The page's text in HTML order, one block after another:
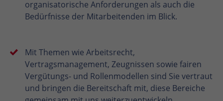
organisatorische Anforderungen als auch die
Bedürfnisse der Mitarbeitenden im Blick.
Mit Themen wie Arbeitsrecht,
Vertragsmanagement, Zeugnissen sowie fairen
Vergütungs- und Rollenmodellen sind Sie vertraut
und bringen die Bereitschaft mit, diese Bereiche